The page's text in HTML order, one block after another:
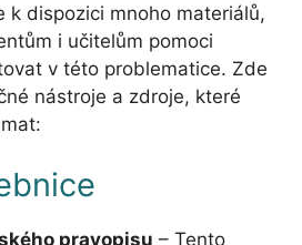
k dispozici mnoho materiálů,
i učitelům pomoci
v této problematice. Zde
nástroje a zdroje, které
pravopisu – Tento